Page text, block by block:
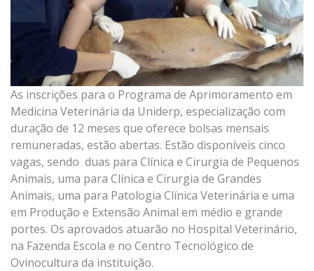
As inscrições para o Programa de Aprimoramento em
Medicina Veterinária da Uniderp, especialização com
duração de 12 meses que oferece bolsas mensais
remuneradas, estão abertas. Estão disponíveis cinco
vagas, sendo duas para Clínica e Cirurgia de Pequenos
Animais, uma para Clínica e Cirurgia de Grandes
Animais, uma para Patologia Clínica Veterinária e uma
em Produção e Extensão Animal em médio e grande
portes. Os aprovados atuarão no Hospital Veterinário,
na Fazenda Escola e no Centro Tecnológico de
Ovinocultura da instituição.